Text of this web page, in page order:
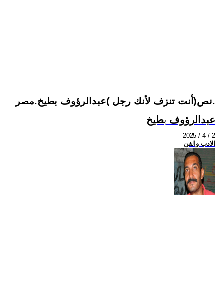
نص(أنت تنزف لأنك رجل )عبدالرؤوف بطيخ.مصر.
عبدالرؤوف بطيخ
2025 / 4 / 2
الادب والفن